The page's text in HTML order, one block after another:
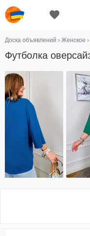
Доска объявлений › Женское ›
Футболка